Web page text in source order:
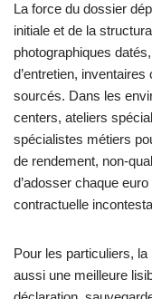
La force du dossier
initiale et de la
photographiques
d’entretien,
sourcés. Dans les
centers, ateliers
spécialistes métiers
de rendement, non-
d’adosser chaque
contractuelle
Pour les particuliers, la
aussi une meilleure